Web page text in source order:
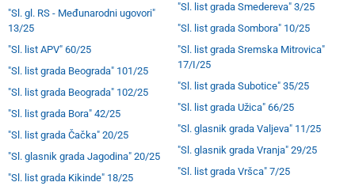
"Sl. gl. RS - Međunarodni ugovori"
13/25
"Sl. list APV" 60/25
"Sl. list grada Beograda" 101/25
"Sl. list grada Beograda" 102/25
"Sl. list grada Bora" 42/25
"Sl. list grada Čačka" 20/25
"Sl. glasnik grada Jagodina" 20/25
"Sl. list grada Kikinde" 18/25
"Sl. list grada Smedereva" 3/25
"Sl. list grada Sombora" 10/25
"Sl. list grada Sremska Mitrovica"
17/I/25
"Sl. list grada Subotice" 35/25
"Sl. list grada Užica" 66/25
"Sl. glasnik grada Valjeva" 11/25
"Sl. glasnik grada Vranja" 29/25
"Sl. list grada Vršca" 7/25